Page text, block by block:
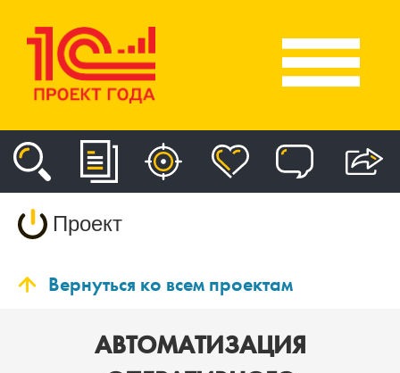
Проект
Вернуться ко всем проектам
АВТОМАТИЗАЦИЯ